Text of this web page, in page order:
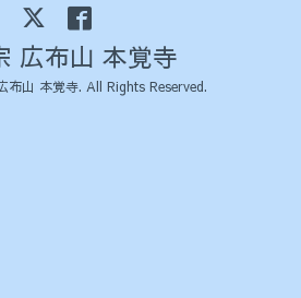
広布山 本覚寺
布山 本覚寺. All Rights Reserved.